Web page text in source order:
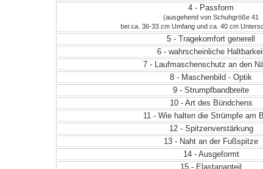
4 - Passform
(ausgehend von Schuhgröße 41
bei ca. 36-33 cm Umfang und ca. 40 cm
5 - Tragekomfort generell
6 - wahrscheinliche
7 - Laufmaschenschutz an den
8 - Maschenbild - Optik
9 - Strumpfbandbreite
10 - Art des Bündchens
11 - Wie halten die Strümpfe am
12 - Spitzenverstärkung
13 - Naht an der Fußspitze
14 - Ausgeformt
15 - Elastananteil